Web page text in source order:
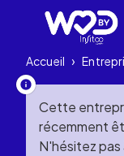
Accueil ›
Cette
récemment
N'hésitez pas